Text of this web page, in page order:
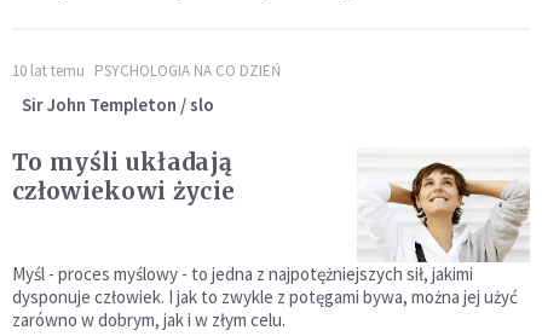
10 lat temu PSYCHOLOGIA NA CO DZIEŃ
Sir John Templeton / slo
To myśli układają
człowiekowi życie
Myśl - proces myślowy - to jedna z najpotężniejszych sił, jakimi
dysponuje człowiek. I jak to zwykle z potęgami bywa, można jej użyć
zarówno w dobrym, jak i w złym celu.